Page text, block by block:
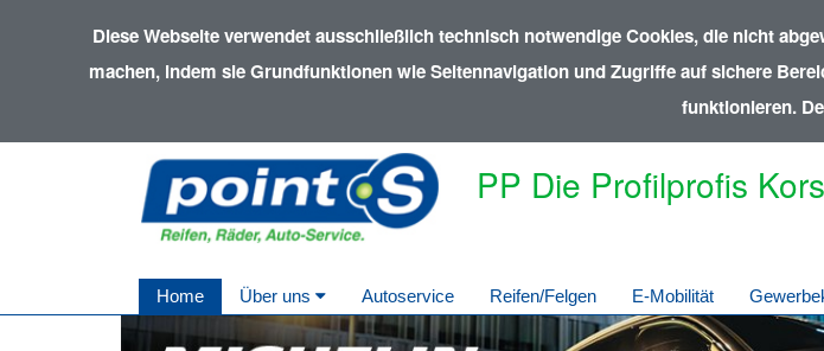
Diese Webseite verwendet ausschließlich technisch notwendige Cookies, die nicht
machen, indem sie Grundfunktionen wie Seitennavigation und Zugriffe auf sichere
funktionieren.
PP Die Profilprofis
Home Über uns Autoservice Reifen/Felgen E-Mobilität